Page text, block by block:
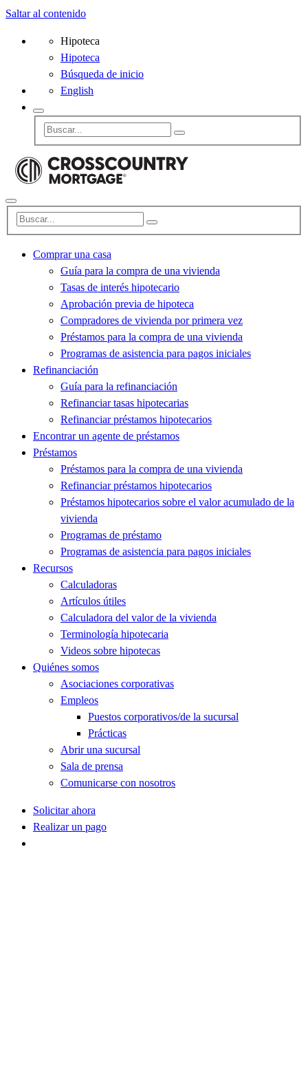
Saltar al contenido
Hipoteca
Hipoteca
Búsqueda de inicio
English
Comprar una casa
Guía para la compra de una vivienda
Tasas de interés hipotecario
Aprobación previa de hipoteca
Compradores de vivienda por primera vez
Préstamos para la compra de una vivienda
Programas de asistencia para pagos iniciales
Refinanciación
Guía para la refinanciación
Refinanciar tasas hipotecarias
Refinanciar préstamos hipotecarios
Encontrar un agente de préstamos
Préstamos
Préstamos para la compra de una vivienda
Refinanciar préstamos hipotecarios
Préstamos hipotecarios sobre el valor acumulado de la
vivienda
Programas de préstamo
Programas de asistencia para pagos iniciales
Recursos
Calculadoras
Artículos útiles
Calculadora del valor de la vivienda
Terminología hipotecaria
Videos sobre hipotecas
Quiénes somos
Asociaciones corporativas
Empleos
Puestos corporativos/de la sucursal
Prácticas
Abrir una sucursal
Sala de prensa
Comunicarse con nosotros
Solicitar ahora
Realizar un pago